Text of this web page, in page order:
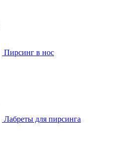
Пирсинг в нос
Лабреты для пирсинга